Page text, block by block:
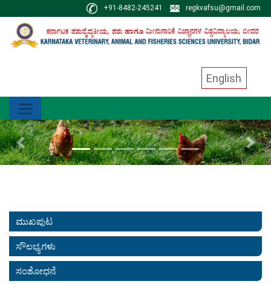
+91-8482-245241 regkvafsu@gmail.com
English
Previous Next
ಮುಖಪುಟ
ಸೌಲಭ್ಯಗಳು
ಸಂಶೋಧನೆ